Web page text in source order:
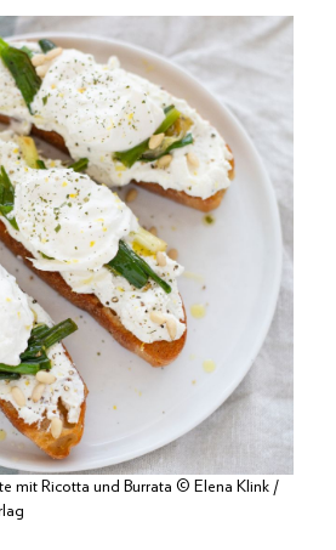
mit Ricotta und Burrata © Elena Klink /